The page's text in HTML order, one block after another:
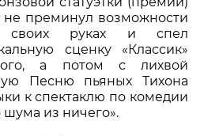
не преминул возможности
руках и спел
сценку «Классик»
а потом с лихвой
Песню пьяных Тихона
к спектаклю по комедии
из ничего».